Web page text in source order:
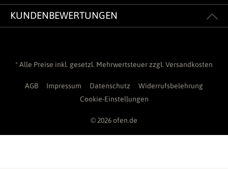
KUNDENBEWERTUNGEN
* Alle Preise inkl. gesetzl. Mehrwertsteuer zzgl. Versandkosten
AGB Impressum Datenschutz
Widerrufsbelehrung
Cookie-Einstellungen
© 2026 ofen.de